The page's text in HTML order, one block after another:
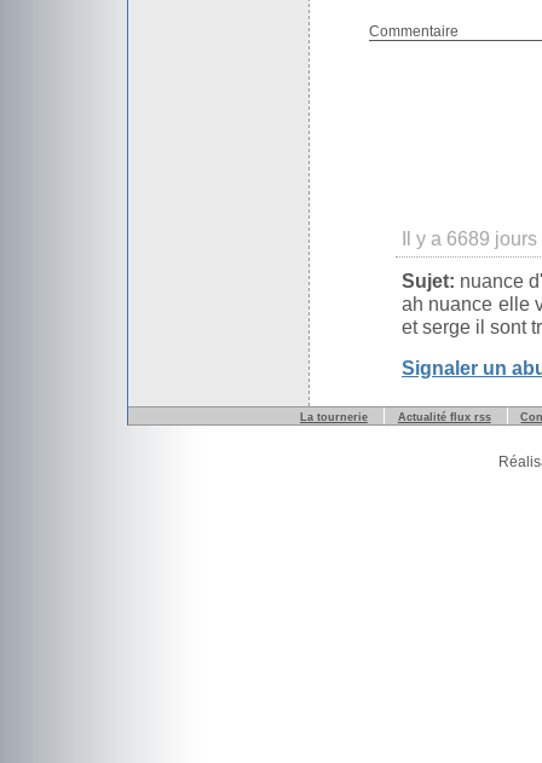
Commentaire
Il y a 6689 jours
Sujet: nuance
ah nuance elle
et serge il sont
Signaler un
La tournerie Actualité flux rss